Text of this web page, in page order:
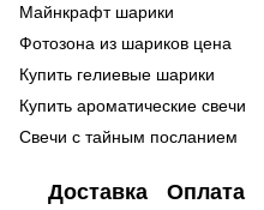
Майнкрафт шарики
Фотозона из шариков цена
Купить гелиевые шарики
Купить ароматические свечи
Свечи с тайным посланием
Шары цифры
Доставка Оплата